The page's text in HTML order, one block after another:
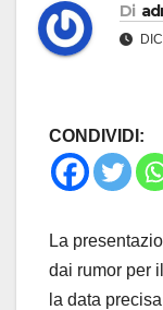
Di
CONDIVIDI:
La
dai rumor per
la data